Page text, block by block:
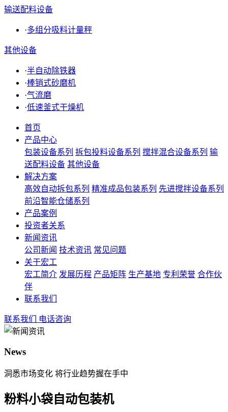
输送配料设备
·多组分吸料计量秤
其他设备
·半自动除铁器
·棒销式砂磨机
·气流磨
·低速釜式干燥机
首页
产品中心
包装设备系列 拆包投料设备系列 搅拌混合设备系列 输
送配料设备 其他设备
解决方案
高效自动拆包系列 精准成品包装系列 先进搅拌设备系列
前沿智能仓储系列
产品案例
投资者关系
新闻资讯
公司新闻 技术资讯 常见问题
关于宏工
宏工简介 发展历程 产品矩阵 生产基地 专利荣誉 合作伙
伴
联系我们
联系我们 电话咨询
News
洞悉市场变化 将行业趋势握在手中
粉料小袋自动包装机